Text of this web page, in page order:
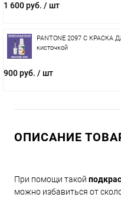
1 600 руб. / шт
PANTONE 2097 C КРАСКА
кисточкой
900 руб. / шт
ОПИСАНИЕ
При помощи такой
можно избавиться от